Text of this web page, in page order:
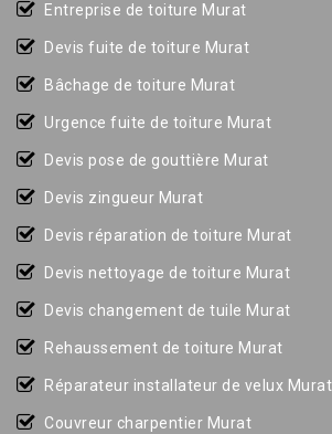
Entreprise de toiture Murat
Devis fuite de toiture Murat
Bâchage de toiture Murat
Urgence fuite de toiture Murat
Devis pose de gouttière Murat
Devis zingueur Murat
Devis réparation de toiture Murat
Devis nettoyage de toiture Murat
Devis changement de tuile Murat
Rehaussement de toiture Murat
Réparateur installateur de velux Murat
Couvreur charpentier Murat